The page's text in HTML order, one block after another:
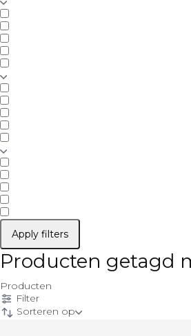
Apply filters
Producten getagd
Producten
Filter
Sorteren op